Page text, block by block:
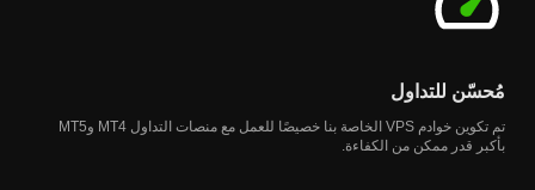
مُحسّن للتداول
تم تكوين خوادم VPS الخاصة بنا خصيصًا للعمل مع منصات التداول MT4 وMT5
بأكبر قدر ممكن من الكفاءة.